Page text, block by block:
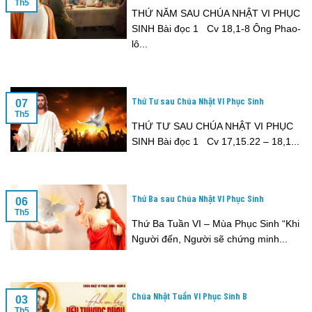
THỨ NĂM SAU CHÚA NHẬT VI PHỤC
SINH Bài đọc 1 Cv 18,1-8 Ông Phao-
lô...
Th5
Thứ Tư sau Chúa Nhật VI Phục Sinh
THỨ TƯ SAU CHÚA NHẬT VI PHỤC
SINH Bài đọc 1 Cv 17,15.22 – 18,1...
07
Th5
Thứ Ba sau Chúa Nhật VI Phục Sinh
Thứ Ba Tuần VI – Mùa Phục Sinh “Khi
Người đến, Người sẽ chứng minh...
06
Th5
Chúa Nhật Tuần VI Phục Sinh B
03